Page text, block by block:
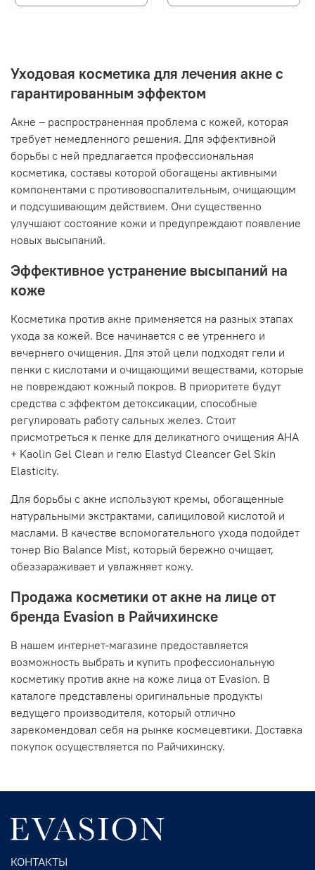
Уходовая косметика для лечения акне с
гарантированным эффектом
Акне – распространенная проблема с кожей, которая
требует немедленного решения. Для эффективной
борьбы с ней предлагается профессиональная
косметика, составы которой обогащены активными
компонентами с противовоспалительным, очищающим
и подсушивающим действием. Они существенно
улучшают состояние кожи и предупреждают появление
новых высыпаний.
Эффективное устранение высыпаний на
коже
Косметика против акне применяется на разных этапах
ухода за кожей. Все начинается с ее утреннего и
вечернего очищения. Для этой цели подходят гели и
пенки с кислотами и очищающими веществами, которые
не повреждают кожный покров. В приоритете будут
средства с эффектом детоксикации, способные
регулировать работу сальных желез. Стоит
присмотреться к пенке для деликатного очищения AHA
+ Kaolin Gel Clean и гелю Elastyd Cleancer Gel Skin
Elasticity.
Для борьбы с акне используют кремы, обогащенные
натуральными экстрактами, салициловой кислотой и
маслами. В качестве вспомогательного ухода подойдет
тонер Bio Balance Mist, который бережно очищает,
обеззараживает и увлажняет кожу.
Продажа косметики от акне на лице от
бренда Evasion в Райчихинске
В нашем интернет-магазине предоставляется
возможность выбрать и купить профессиональную
косметику против акне на коже лица от Evasion. В
каталоге представлены оригинальные продукты
ведущего производителя, который отлично
зарекомендовал себя на рынке космецевтики. Доставка
покупок осуществляется по Райчихинску.
КОНТАКТЫ